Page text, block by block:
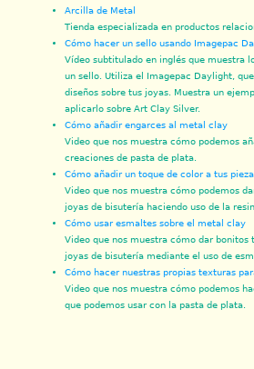
Arcilla de Metal
Tienda especializada en productos
Cómo hacer un sello usando Imagepac
Vídeo subtitulado en inglés que muestra
un sello. Utiliza el Imagepac Daylight,
diseños sobre tus joyas. Muestra un
aplicarlo sobre Art Clay Silver.
Cómo añadir engarces al metal clay
Video que nos muestra cómo podemos
creaciones de pasta de plata.
Cómo añadir un toque de color a tus
Video que nos muestra cómo podemos
joyas de bisutería haciendo uso de la
Cómo usar esmaltes sobre el metal clay
Video que nos muestra cómo dar bonitos
joyas de bisutería mediante el uso de
Cómo hacer nuestras propias texturas
Video que nos muestra cómo podemos
que podemos usar con la pasta de plata.